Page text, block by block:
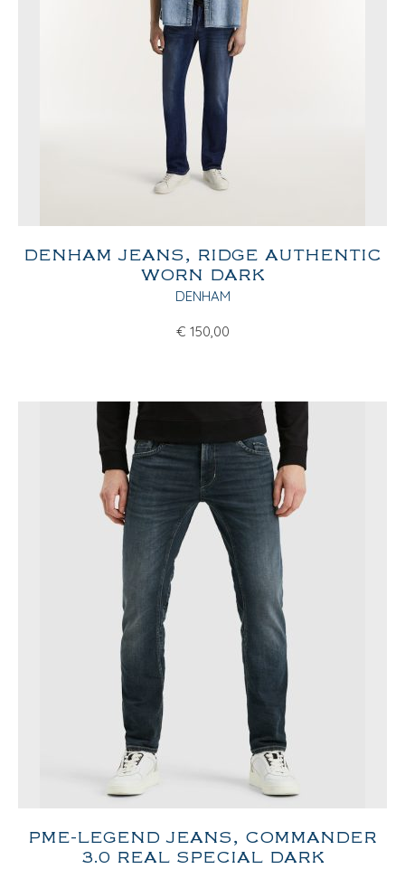
DENHAM JEANS, RIDGE AUTHENTIC
WORN DARK
DENHAM
€ 150,00
PME-LEGEND JEANS, COMMANDER
3.0 REAL SPECIAL DARK